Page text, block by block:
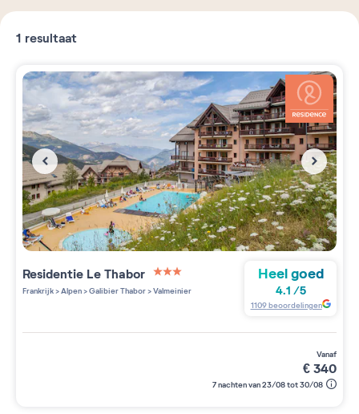
1 resultaat
Residentie Le Thabor
3 étoiles sur 5
Frankrijk>Alpen>Galibier Thabor>Valmeinier
Heel goed
4.1 /5
1109beoordelingen
vanaf
€340
7 nachten van 23/08 tot 30/08